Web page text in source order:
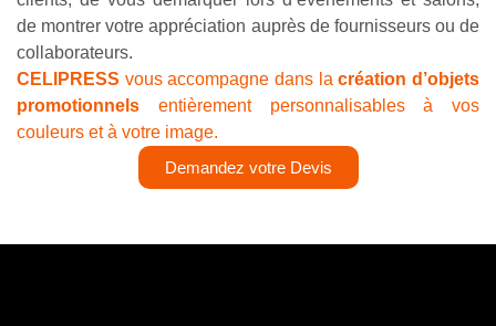
de montrer votre appréciation auprès de fournisseurs ou de
collaborateurs.
CELIPRESS vous accompagne dans lacréation d’objets
promotionnels entièrement personnalisables à vos
couleurs et à votre image.
Demandez votre Devis